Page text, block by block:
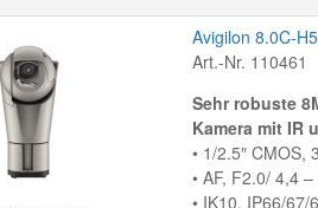
Avigilon 8.0C-
Art.-Nr. 110461
Sehr robuste
Kamera mit IR
• 1/2.5″ CMOS,
• AF, F2.0/ 4,4
• IK10, IP66/67/